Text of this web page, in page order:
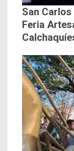
San
Feria